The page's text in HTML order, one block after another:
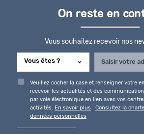
On reste en
Vous souhaitez recevoir nos
Veuillez cocher la case et renseigner votre
recevoir les actualités et des
par voie électronique en lien avec vos
activités.
En savoir plus
Consultez la
données personnelles